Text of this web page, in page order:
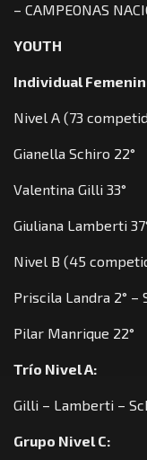
– CAMPEONAS
YOUTH
Individual
Nivel A (73
Gianella Schiro 22°
Valentina Gilli 33°
Giuliana Lamberti
Nivel B (45
Priscila Landra 2° –
Pilar Manrique 22°
Trío Nivel A:
Gilli – Lamberti –
Grupo Nivel C: